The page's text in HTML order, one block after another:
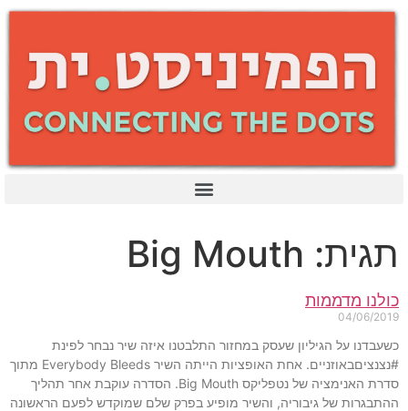
תגית: Big Mouth
כולנו מדממות
04/06/2019
כשעבדנו על הגיליון שעסק במחזור התלבטנו איזה שיר נבחר לפינת
#נצנציםבאוזניים. אחת האופציות הייתה השיר Everybody Bleeds מתוך
סדרת האנימציה של נטפליקס Big Mouth. הסדרה עוקבת אחר תהליך
ההתבגרות של גיבוריה, והשיר מופיע בפרק שלם שמוקדש לפעם הראשונה